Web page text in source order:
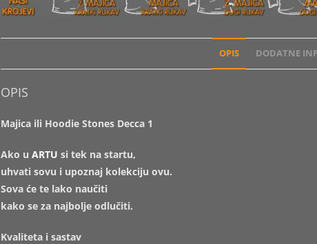
OPIS DODATNE
OPIS
Majica ili Hoodie Stones Decca 1
Ako u ARTU si tek na startu,
uhvati sovu i upoznaj kolekciju ovu.
Sova će te lako naučiti
kako se za najbolje odlučiti.
Kvaliteta i sastav